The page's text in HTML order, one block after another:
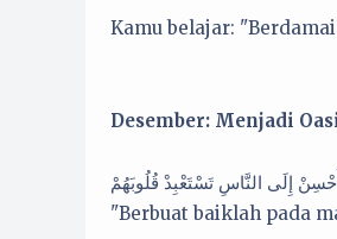
Kamu belajar:
Desember: Menjadi
إِلَى النَّاسِ تَسْتَعْبِدْ قُلُوبَهُمْ
"Berbuat baiklah pada